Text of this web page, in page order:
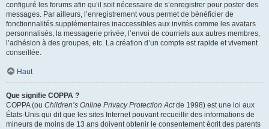
configuré les forums afin qu’il soit nécessaire de s’enregistrer pour poster des
messages. Par ailleurs, l’enregistrement vous permet de bénéficier de
fonctionnalités supplémentaires inaccessibles aux invités comme les avatars
personnalisés, la messagerie privée, l’envoi de courriels aux autres membres,
l’adhésion à des groupes, etc. La création d’un compte est rapide et vivement
conseillée.
Haut
Que signifie COPPA ?
COPPA (ou Children’s Online Privacy Protection Actde 1998) est une loi aux
États-Unis qui dit que les sites Internet pouvant recueillir des informations de
mineurs de moins de 13 ans doivent obtenir le consentement écrit des parents